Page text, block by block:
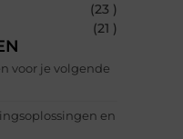
(23 )
(21 )
voor je volgende
en